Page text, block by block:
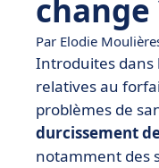
change
Par Elodie
Introduites dans
relatives au
problèmes de
durcissement
notamment des